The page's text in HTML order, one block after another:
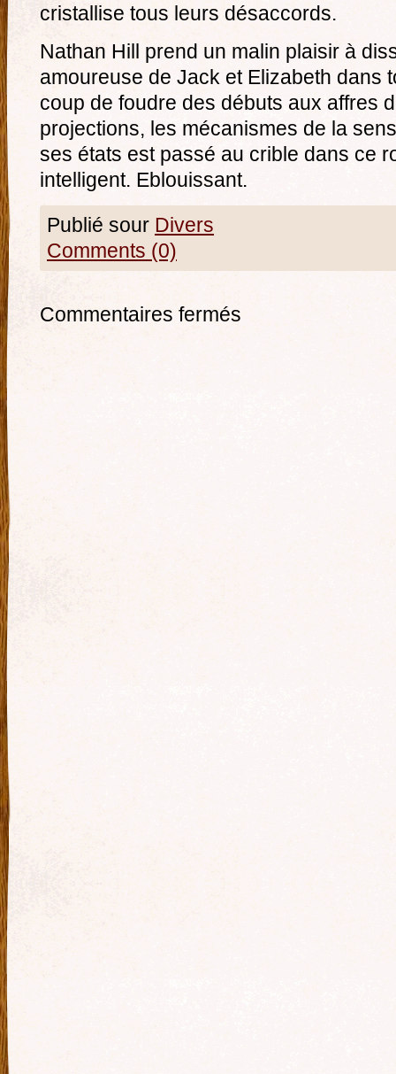
cristallise tous leurs désaccords.
Nathan Hill prend un malin plaisir à
amoureuse de Jack et Elizabeth dans
coup de foudre des débuts aux affres
projections, les mécanismes de la
ses états est passé au crible dans ce
intelligent. Eblouissant.
Publié sour Divers
Comments (0)
Commentaires fermés